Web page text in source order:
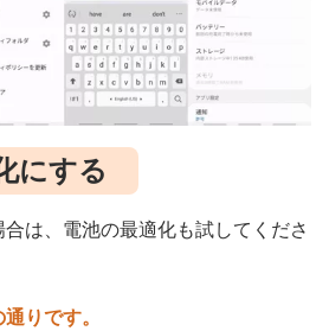
にする
は、電池の最適化も試してくださ
りです。